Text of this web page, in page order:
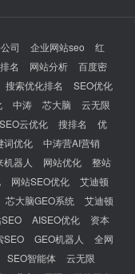
司 企业网站seo
红
名 网站分析
百度密
搜索优化排名
SEO优化
中涛 芯大脑
云无限
SEO云优化 搜排名
优
词优化
中涛营AI营销
机器人 网站优化
整站
网站SEO优化
艾迪顿
芯大脑GEO系统
艾迪顿
AISEO优化
资本
SEO GEO机器人
全网
SEO智能体
云无限